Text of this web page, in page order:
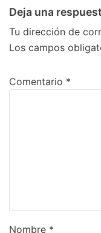
Deja una
Tu dirección de
Los campos
Comentario *
Nombre *